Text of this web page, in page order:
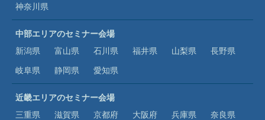
神奈川県
中部エリアのセミナー会場
新潟県
富山県 石川県 福井県 山梨県
長野県
岐阜県
静岡県 愛知県
近畿エリアのセミナー会場
三重県
滋賀県 京都府 大阪府 兵庫県
奈良県